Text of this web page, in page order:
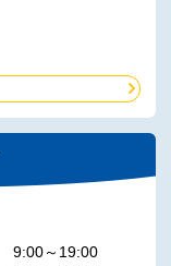
9:00～19:00